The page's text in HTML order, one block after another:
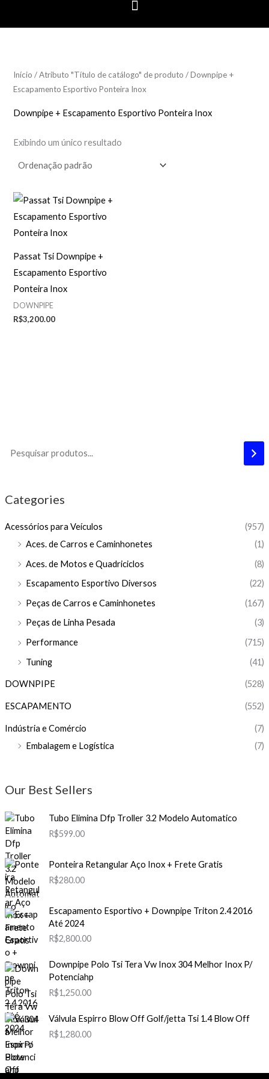
Categories
Acessórios para Veículos
(957)
Aces. de Carros e Caminhonetes
(1)
Aces. de Motos e Quadriciclos
(8)
Escapamento Esportivo Diversos
(22)
Peças de Carros e Caminhonetes
(167)
Peças de Linha Pesada
(3)
Performance
(715)
Tuning
(41)
DOWNPIPE (528)
ESCAPAMENTO (552)
Indústria e Comércio
(7)
Embalagem e Logística
(7)
Our Best Sellers
Tubo Elimina Dfp Troller 3.2 Modelo Automatico
R$599.00
Ponteira Retangular Aço Inox + Frete Gratis
R$280.00
Escapamento Esportivo + Downpipe Triton 2.4 2016
Até 2024
R$2,800.00
Downpipe Polo Tsi Tera Vw Inox 304 Melhor Inox P/
Potenciahp
R$1,250.00
Válvula Espirro Blow Off Golf/jetta Tsi 1.4 Blow Off
R$1,280.00
Início / Atributo "Título de catálogo" de produto / Downpipe +
Escapamento Esportivo Ponteira Inox
Downpipe + Escapamento Esportivo Ponteira Inox
Exibindo um único resultado
Passat Tsi Downpipe +
Escapamento Esportivo
Ponteira Inox
DOWNPIPE
R$3,200.00